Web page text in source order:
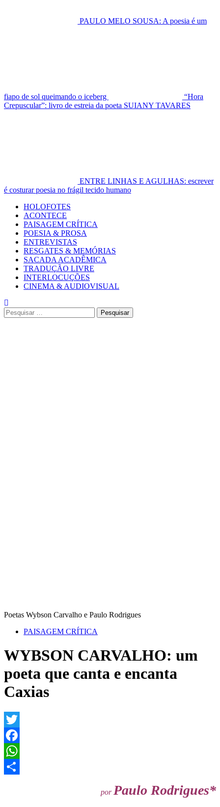
PAULO MELO SOUSA: A poesia é um
fiapo de sol queimando o iceberg
“Hora
Crepuscular”: livro de estreia da poeta SUIANY TAVARES
ENTRE LINHAS E AGULHAS: escrever
é costurar poesia no frágil tecido humano
Primary
Menu
HOLOFOTES
ACONTECE
PAISAGEM CRÍTICA
POESIA & PROSA
ENTREVISTAS
RESGATES & MEMÓRIAS
SACADA ACADÊMICA
TRADUÇÃO LIVRE
INTERLOCUÇÕES
CINEMA & AUDIOVISUAL
Pesquisar
por:
Poetas Wybson Carvalho e Paulo Rodrigues
PAISAGEM CRÍTICA
WYBSON CARVALHO: um
poeta que canta e encanta
Caxias
Twitter
Facebook
WhatsApp
por Paulo Rodrigues*